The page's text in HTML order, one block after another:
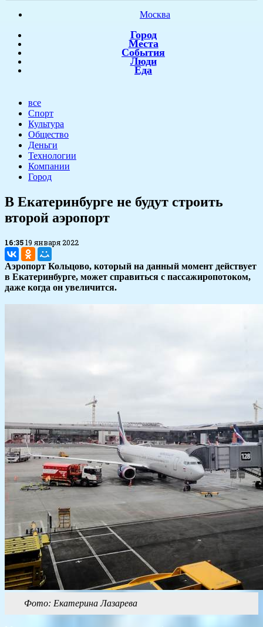
Москва
Город
Места
События
Люди
Еда
все
Спорт
Культура
Общество
Деньги
Технологии
Компании
Город
​В Екатеринбурге не будут строить
второй аэропорт
16:3519 января 2022
Аэропорт Кольцово, который на данный момент действует
в Екатеринбурге, может справиться с пассажиропотоком,
даже когда он увеличится.
Фото: Екатерина Лазарева